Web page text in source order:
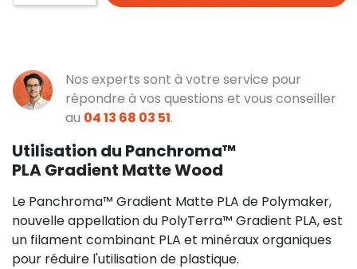
Nos experts sont à votre service pour
répondre à vos questions et vous conseiller
au 04 13 68 03 51.
Utilisation du Panchroma™
PLA Gradient Matte Wood
Le Panchroma™ Gradient Matte PLA de Polymaker,
nouvelle appellation du PolyTerra™ Gradient PLA, est
un filament combinant PLA et minéraux organiques
pour réduire l'utilisation de plastique.